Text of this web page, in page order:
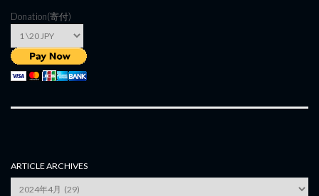
Donation(寄付)
ARTICLE ARCHIVES